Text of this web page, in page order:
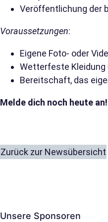
Veröffentlichung der
Voraussetzungen:
Eigene Foto- oder
Wetterfeste
Bereitschaft, das
Melde dich noch heute an!
Zurück zur Newsübersicht
Unsere Sponsoren